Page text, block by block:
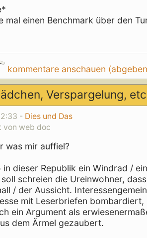
mal einen Benchmark über den
kommentare anschauen
Verspargelung,
- Dies und Das
von web doc
was mir auffiel?
in dieser Republik ein Windrad /
schreien die Ureinwohner,
/ der Aussicht.
mit Leserbriefen
ein Argument als
dem Ärmel gezaubert.